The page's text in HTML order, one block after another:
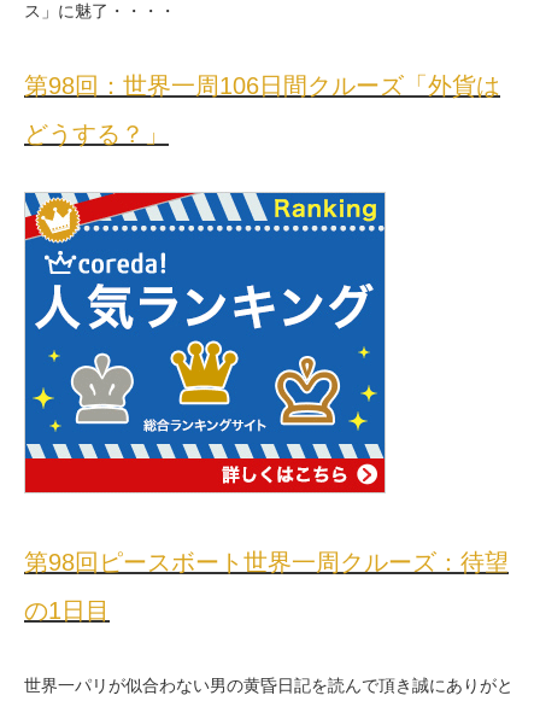
ス」に魅了・・・・
第98回：世界一周106日間クルーズ「外貨は
どうする？」
第98回ピースボート世界一周クルーズ：待望
の1日目
世界一パリが似合わない男の黄昏日記を読んで頂き誠にありがと